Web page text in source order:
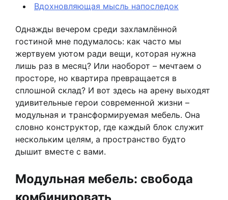
Вдохновляющая мысль напоследок
Однажды вечером среди захламлённой
гостиной мне подумалось: как часто мы
жертвуем уютом ради вещи, которая нужна
лишь раз в месяц? Или наоборот – мечтаем о
просторе, но квартира превращается в
сплошной склад? И вот здесь на арену выходят
удивительные герои современной жизни –
модульная и трансформируемая мебель. Она
словно конструктор, где каждый блок служит
нескольким целям, а пространство будто
дышит вместе с вами.
Модульная мебель: свобода